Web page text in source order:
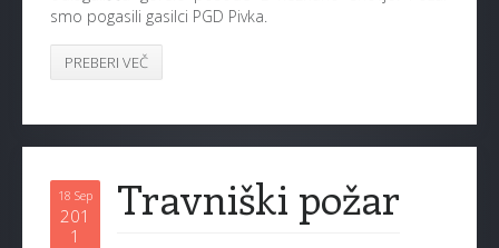
smo pogasili gasilci PGD Pivka.
PREBERI VEČ
18 Sep
201
1
Travniški požar